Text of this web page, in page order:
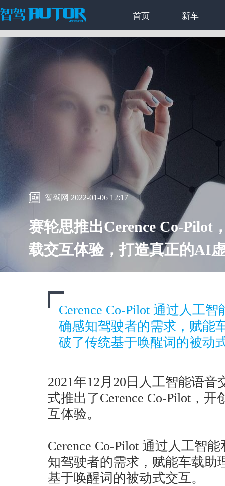
首页 新车
智驾网 2022-01-06 12:17
赛轮思推出Cerence Co-Pilot
载交互体验，打造真正的AI
Cerence Co-Pilot 通过人工
确感知驾驶者的需求，赋能
破了传统基于唤醒词的被动
2021年12月20日人工智能语音
式推出了Cerence Co-Pilot，
互体验。
Cerence Co-Pilot 通过人工智
知驾驶者的需求，赋能车载助
基于唤醒词的被动式交互。